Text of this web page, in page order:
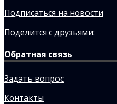
Подписаться на новости
Поделится с друзьями:
Обратная связь
Задать вопрос
Контакты